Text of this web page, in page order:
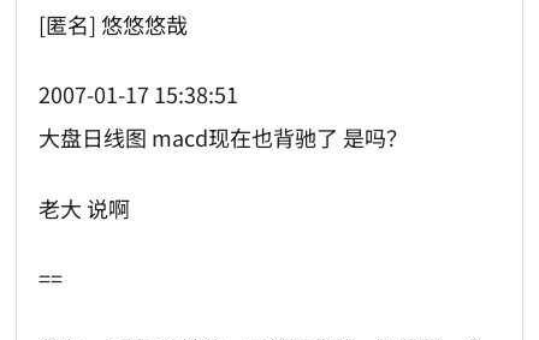
[匿名] 悠悠悠哉
2007-01-17 15:38:51
大盘日线图 macd现在也背驰了 是吗？
老大 说啊
==